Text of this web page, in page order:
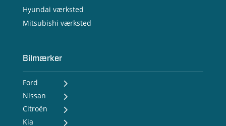
Hyundai værksted
Mitsubishi værksted
Bilmærker
Ford
- Ford Puma Gen-E
- Ford Capri
- Ford Explorer
Nissan
- Nissan MICRA
- Nissan LEAF
Citroën
- Citroën ë-C3
Kia